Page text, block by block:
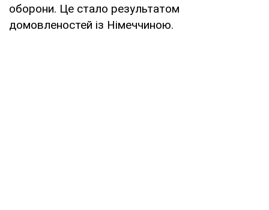
оборони. Це стало результатом
домовленостей із Німеччиною.